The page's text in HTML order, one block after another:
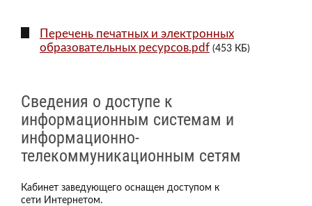
Перечень печатных и электронных
образовательных ресурсов.pdf (453 КБ)
Сведения о доступе к
информационным системам и
информационно-
телекоммуникационным сетям
Кабинет заведующего оснащен доступом к
сети Интернетом.